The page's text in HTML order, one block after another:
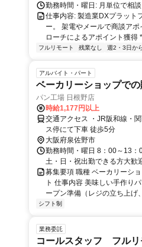
勤務時間・曜日: 月単位で相
仕事内容: 製造業DXプラット
ー。 架電やメールで商談ア
ローチによるアポイント獲得
フルリモート 残業なし 週2・3日か
アルバイト・パート
ベーカリーショップで
パン工場 日根野店
時給1,177円以上
交通アクセス ・JR阪和線・
ス停にて下車 徒歩5分
大阪府泉佐野市
勤務時間・曜日 8：00～13
土・日・祝出勤できる方大歓
募集要項 職種 ベーカリーシ
ト 仕事内容 美味しい手作り
ープン準備（レジの立ち上げ
シフト制
業務委託
コールスタッフ フル